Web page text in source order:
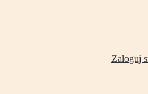
Zaloguj